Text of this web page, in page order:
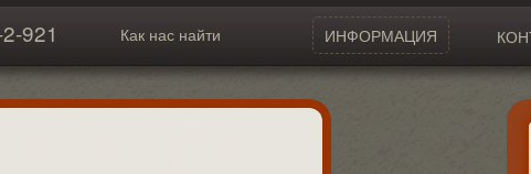
921 Как нас найти ИНФОРМАЦИЯ